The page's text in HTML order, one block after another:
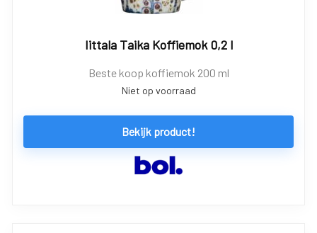
Iittala Taika Koffiemok 0,2 l
Beste koop koffiemok 200 ml
Niet op voorraad
Bekijk product!